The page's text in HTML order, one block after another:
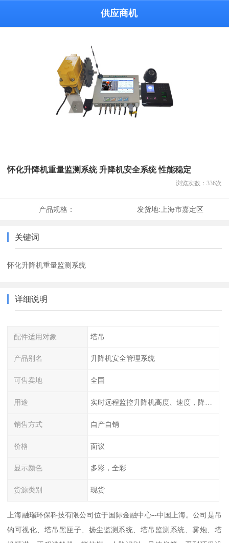
供应商机
怀化升降机重量监测系统 升降机安全系统 性能稳定
浏览次数： 336次
产品规格： 发货地:上海市嘉定区
关键词
怀化升降机重量监测系统
详细说明
配件适用对象 塔吊
产品别名 升降机安全管理系统
可售卖地 全国
用途
销售方式 自产自销
价格 面议
显示颜色 多彩，全彩
货源类别 现货
上海融瑞环保科技有限公司位于国际金融中心--中国上海。公司是吊
钩可视化、塔吊黑匣子、扬尘监测系统、塔吊监测系统、雾炮、塔